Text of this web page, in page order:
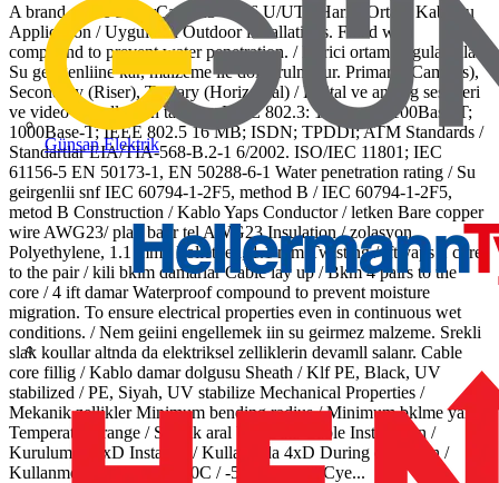
Günsan Elektrik
A brand of the SuperCat 6 23 Cat.6 U/UTP Harici Ortam Kablosu
Application / Uygulama Outdoor installations. Filled with
compound to prevent water penetration. / Harici ortam uygulamalar.
Su geirgenliine kar, malzeme ile doldurulmutur. Primary (Campus),
Secondary (Riser), Tertiary (Horizontal) / Dijital ve analog ses, veri
ve video sinyallerinin tanmas. IEEE 802.3: 10Base-T; 100Base-T;
1000Base-T; IEEE 802.5 16 MB; ISDN; TPDDI; ATM Standards /
Standartlar EIA/TIA-568-B.2-1 6/2002. ISO/IEC 11801; IEC
61156-5 EN 50173-1, EN 50288-6-1 Water penetration rating / Su
geirgenlii snf IEC 60794-1-2F5, method B / IEC 60794-1-2F5,
metod B Construction / Kablo Yaps Conductor / letken Bare copper
wire AWG23/ plak bakr tel AWG23 Insulation / zolasyon
Polyethylene, 1.1 mm / Polietilen, 1.1 mm Twisting / ift yaps 2 cores
to the pair / kili bklm damarlar Cable lay up / Bkm 4 pairs to the
core / 4 ift damar Waterproof compound to prevent moisture
migration. To ensure electrical properties even in continuous wet
conditions. / Nem geiini engellemek iin su geirmez malzeme. Srekli
slak koullar altnda da elektriksel zelliklerin devamll salanr. Cable
core fillig / Kablo damar dolgusu Sheath / Klf PE, Black, UV
stabilized / PE, Siyah, UV stabilize Mechanical Properties /
Mekanik zellikler Minimum bending radius / Minimum bklme yarap
Temperature range / Scaklk aral UC Data Cable Installation /
Kurulumda 8xD Installed / Kullanmda 4xD During operation /
Kullanmda -55C up to +60C / -55C den +60Cye...